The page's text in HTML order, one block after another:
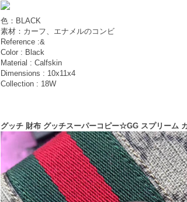
色：BLACK
素材：カーフ、エナメルのコンビ
Reference :&
Color : Black
Material : Calfskin
Dimensions : 10x11x4
Collection : 18W
グッチ 財布 グッチスーパーコピー☆GG スプリーム